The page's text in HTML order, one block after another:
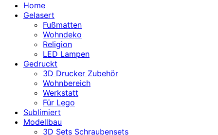
Home
Gelasert
Fußmatten
Wohndeko
Religion
LED Lampen
Gedruckt
3D Drucker Zubehör
Wohnbereich
Werkstatt
Für Lego
Sublimiert
Modellbau
3D Sets Schraubensets